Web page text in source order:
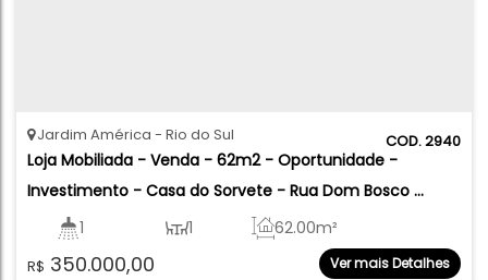
2940
Loja Mobiliada - Venda - 62m2 - Oportunidade -
Investimento - Casa do Sorvete - Rua Dom Bosco
esquina c/ Travessa Paulo Ledra - Jardim América - Rio
do Sul
R$ 350.000,00
Jardim América Rio do Sul
1 1 62.00m²
Ver mais Detalhes